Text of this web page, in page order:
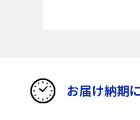
お届け納期